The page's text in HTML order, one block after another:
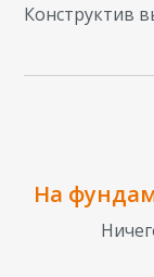
Конструктив
На